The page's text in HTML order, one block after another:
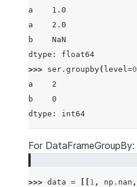
a    1.0
a    2.0
b    NaN
dtype: float64
>>> ser . groupby( level=0
a    2
b    0
dtype: int64
For DataFrameGroupBy:
>>> data = 1 , np . nan ,